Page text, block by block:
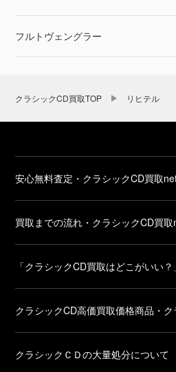
フルトヴェングラー
クラシックCD買取TOP リヒテル
安心無料査定・クラシックCD買取
買取までの流れ・クラシックCD買
「クラシックCD買取はどこがいい
クラシックCD高価買取価格商品・
クラシックＣＤの大量処分について